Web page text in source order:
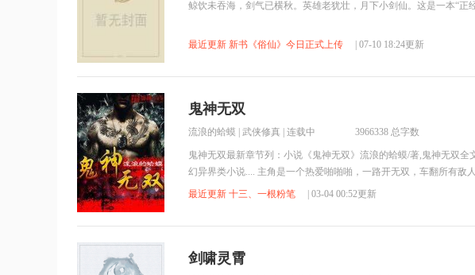
鲸饮未吞海，剑气已横秋。英雄老犹壮，月下小剑仙。这是一本“正
最近更新 新书《俗仙》今日正式上传 | 07-10 18:24更新
鬼神无双
流浪的蛤蟆 武侠修真 | 连载中 3966338 总字数
鬼神无双最新章节列：小说《鬼神无双》流浪的蛤蟆/著,鬼神无双
幻异界类小说.... 主角是一个热爱啪啪啪，一路开无双，车翻所有
最近更新 十三、一根粉笔
| 03-04 00:52更新
剑啸灵霄